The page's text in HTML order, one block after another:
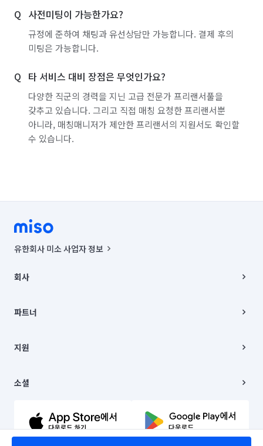
사전미팅이 가능한가요?
규정에 준하여 채팅과 유선상담만 가능합니다. 결제 후의
미팅은 가능합니다.
타 서비스 대비 장점은 무엇인가요?
다양한 직군의 경력을 지닌 고급 전문가 프리랜서풀을
갖추고 있습니다. 그리고 직접 매칭 요청한 프리랜서뿐
아니라, 매칭매니저가 제안한 프리랜서의 지원서도 확인할
수 있습니다.
유한회사 미소 사업자 정보
00019 |
주소 | 본사: 서울특별시 종로구 율곡로 6(중학동, 트윈트리빌딩) B동 5층
컨택센터 : 서울특별시 종로구 수송동 율곡로 24, 7층, 8층 미소
상품, 상품정보, 거래에 관한 의무와 책임은 거래당사자에게 있습니다.
언론 보도 관련 문의:
© 유한회사 미소. Miso, Inc. All Rights Reserved.
회사
채용
파트너
이사
지원
이용약관
문의하기
소셜
유튜브